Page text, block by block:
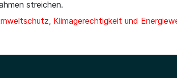
streichen.
, Klimagerechtigkeit und